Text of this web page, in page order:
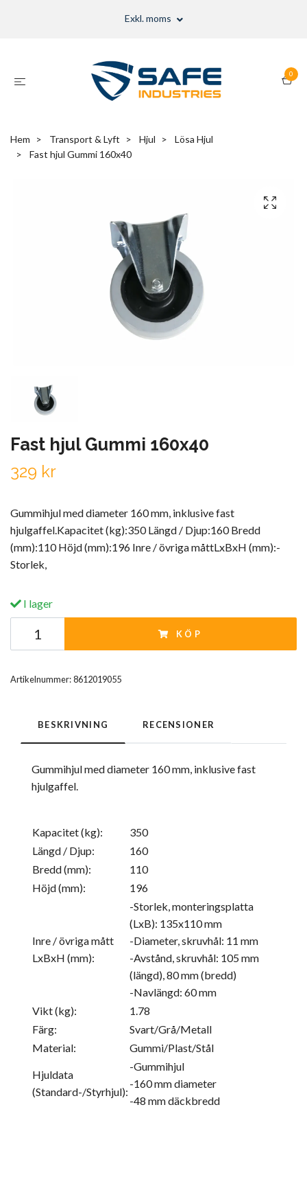
Exkl. moms
0
Hem Transport & Lyft Hjul
Lösa Hjul
Fast hjul Gummi 160x40
Fast hjul Gummi 160x40
329 kr
Gummihjul med diameter 160 mm, inklusive fast
hjulgaffel.Kapacitet (kg):350 Längd / Djup:160 Bredd
(mm):110 Höjd (mm):196 Inre / övriga måttLxBxH (mm):-
Storlek,
I lager
KÖP
Artikelnummer:8612019055
BESKRIVNING RECENSIONER
Gummihjul med diameter 160 mm, inklusive fast
hjulgaffel.
Kapacitet (kg):
350
Längd / Djup:
160
Bredd (mm):
110
Höjd (mm):
196
Inre / övriga mått
LxBxH (mm):
-Storlek, monteringsplatta
(LxB): 135x110 mm
-Diameter, skruvhål: 11 mm
-Avstånd, skruvhål: 105 mm
(längd), 80 mm (bredd)
-Navlängd: 60 mm
Vikt (kg):
1.78
Färg:
Svart/Grå/Metall
Material:
Gummi/Plast/Stål
Hjuldata
(Standard-/Styrhjul):
-Gummihjul
-160 mm diameter
-48 mm däckbredd